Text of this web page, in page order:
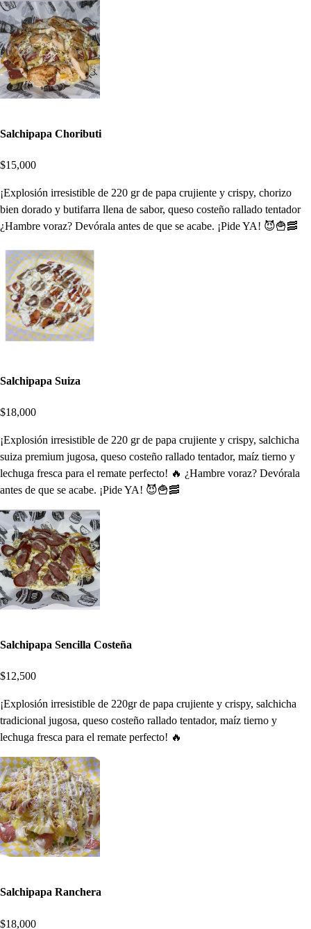
Salchipapa Choributi
$15,000
¡Explosión irresistible de 220 gr de papa crujiente y crispy, chorizo
bien dorado y butifarra llena de sabor, queso costeño rallado tentador
¿Hambre voraz? Devórala antes de que se acabe. ¡Pide YA! 😈🍟🥓
Salchipapa Suiza
$18,000
¡Explosión irresistible de 220 gr de papa crujiente y crispy, salchicha
suiza premium jugosa, queso costeño rallado tentador, maíz tierno y
lechuga fresca para el remate perfecto! 🔥 ¿Hambre voraz? Devórala
antes de que se acabe. ¡Pide YA! 😈🍟🥓
Salchipapa Sencilla Costeña
$12,500
¡Explosión irresistible de 220gr de papa crujiente y crispy, salchicha
tradicional jugosa, queso costeño rallado tentador, maíz tierno y
lechuga fresca para el remate perfecto! 🔥
Salchipapa Ranchera
$18,000